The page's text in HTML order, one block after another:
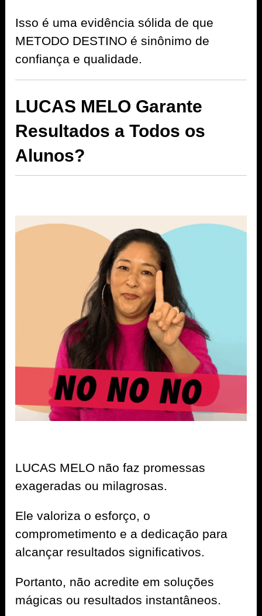
Isso é uma evidência sólida de que
METODO DESTINO é sinônimo de
confiança e qualidade.
LUCAS MELO Garante
Resultados a Todos os
Alunos?
LUCAS MELO não faz promessas
exageradas ou milagrosas.
Ele valoriza o esforço, o
comprometimento e a dedicação para
alcançar resultados significativos.
Portanto, não acredite em soluções
mágicas ou resultados instantâneos.